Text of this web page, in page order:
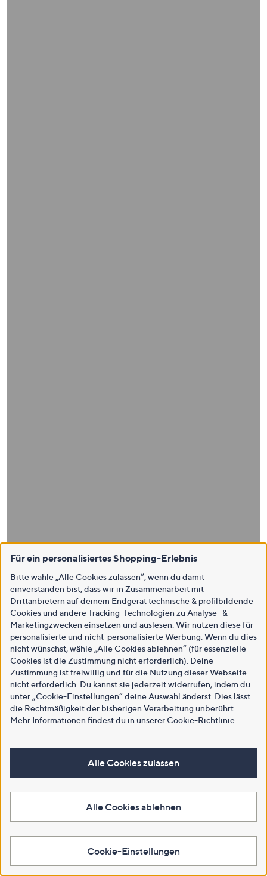
Für ein personalisiertes Shopping-Erlebnis
Bitte wähle „Alle Cookies zulassen“, wenn du damit
einverstanden bist, dass wir in Zusammenarbeit mit
Drittanbietern auf deinem Endgerät technische & profilbildende
Cookies und andere Tracking-Technologien zu Analyse- &
Marketingzwecken einsetzen und auslesen. Wir nutzen diese für
personalisierte und nicht-personalisierte Werbung. Wenn du dies
nicht wünschst, wähle „Alle Cookies ablehnen“ (für essenzielle
Cookies ist die Zustimmung nicht erforderlich). Deine
Zustimmung ist freiwillig und für die Nutzung dieser Webseite
nicht erforderlich. Du kannst sie jederzeit widerrufen, indem du
unter „Cookie-Einstellungen“ deine Auswahl änderst. Dies lässt
die Rechtmäßigkeit der bisherigen Verarbeitung unberührt.
Mehr Informationen findest du in unsererCookie-Richtlinie
Alle Cookies zulassen
Alle Cookies ablehnen
Cookie-Einstellungen